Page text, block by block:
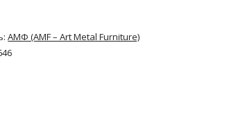
АМФ (AMF – Art Metal Furniture)